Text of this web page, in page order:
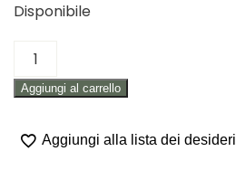
Disponibile
VASSOIO
TORTORA
quantità
Aggiungi al carrello
Aggiungi alla lista dei desideri